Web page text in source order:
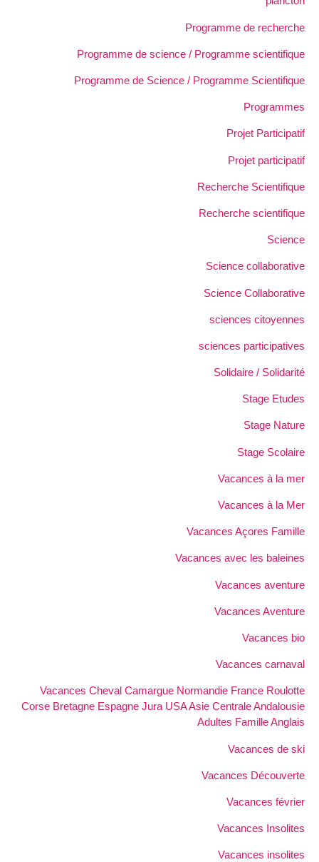
Programme de recherche
Programme de science / Programme scientifique
Programme de Science / Programme Scientifique
Programmes
Projet Participatif
Projet participatif
Recherche Scientifique
Recherche scientifique
Science
Science collaborative
Science Collaborative
sciences citoyennes
sciences participatives
Solidaire / Solidarité
Stage Etudes
Stage Nature
Stage Scolaire
Vacances à la mer
Vacances à la Mer
Vacances Açores Famille
Vacances avec les baleines
Vacances aventure
Vacances Aventure
Vacances bio
Vacances carnaval
Vacances Cheval Camargue Normandie France Roulotte
Corse Bretagne Espagne Jura USA Asie Centrale Andalousie
Adultes Famille Anglais
Vacances de ski
Vacances Découverte
Vacances février
Vacances Insolites
Vacances insolites